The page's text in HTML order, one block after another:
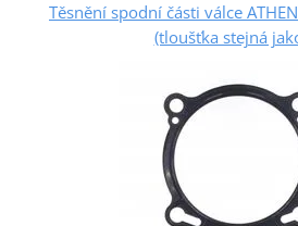
Těsnění spodní části válce
(tloušťka stejná